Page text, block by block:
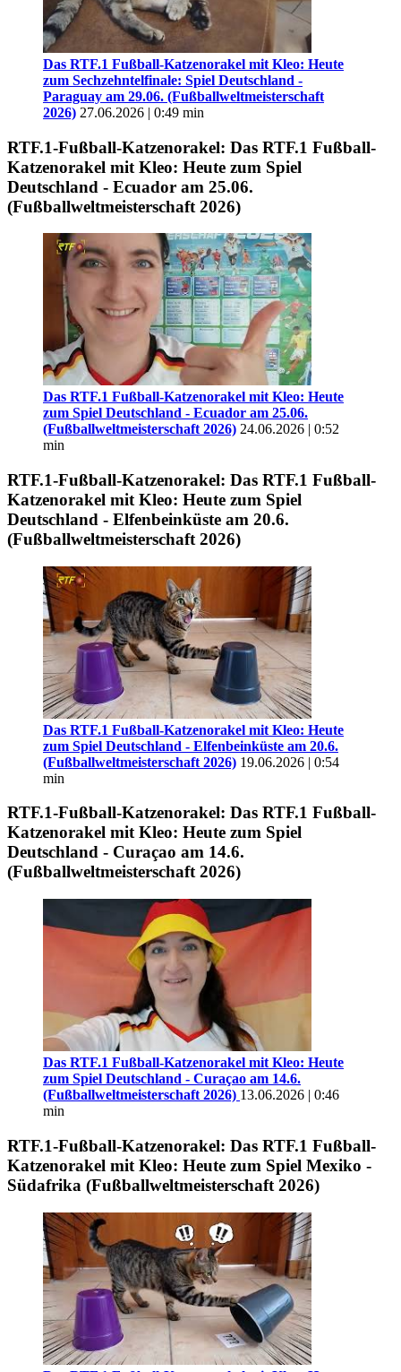
Das RTF.1 Fußball-Katzenorakel mit Kleo: Heute
zum Sechzehntelfinale: Spiel Deutschland -
Paraguay am 29.06. (Fußballweltmeisterschaft
2026) 27.06.2026 | 0:49 min
RTF.1-Fußball-Katzenorakel: Das RTF.1 Fußball-
Katzenorakel mit Kleo: Heute zum Spiel
Deutschland - Ecuador am 25.06.
(Fußballweltmeisterschaft 2026)
Das RTF.1 Fußball-Katzenorakel mit Kleo: Heute
zum Spiel Deutschland - Ecuador am 25.06.
(Fußballweltmeisterschaft 2026) 24.06.2026 | 0:52
min
RTF.1-Fußball-Katzenorakel: Das RTF.1 Fußball-
Katzenorakel mit Kleo: Heute zum Spiel
Deutschland - Elfenbeinküste am 20.6.
(Fußballweltmeisterschaft 2026)
Das RTF.1 Fußball-Katzenorakel mit Kleo: Heute
zum Spiel Deutschland - Elfenbeinküste am 20.6.
(Fußballweltmeisterschaft 2026) 19.06.2026 | 0:54
min
RTF.1-Fußball-Katzenorakel: Das RTF.1 Fußball-
Katzenorakel mit Kleo: Heute zum Spiel
Deutschland - Curaçao am 14.6.
(Fußballweltmeisterschaft 2026)
Das RTF.1 Fußball-Katzenorakel mit Kleo: Heute
zum Spiel Deutschland - Curaçao am 14.6.
(Fußballweltmeisterschaft 2026) 13.06.2026 | 0:46
min
RTF.1-Fußball-Katzenorakel: Das RTF.1 Fußball-
Katzenorakel mit Kleo: Heute zum Spiel Mexiko -
Südafrika (Fußballweltmeisterschaft 2026)